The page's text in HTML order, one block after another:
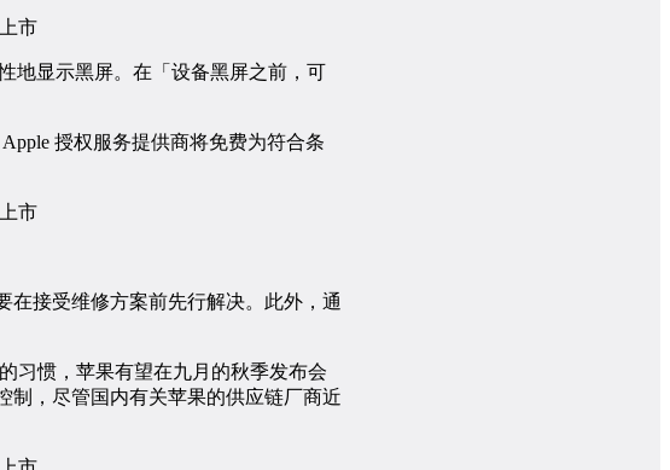
地显示黑屏。在「设备黑屏之前，可
授权服务提供商将免费为符合条
在接受维修方案前先行解决。此外，通
习惯，苹果有望在九月的秋季发布会
制，尽管国内有关苹果的供应链厂商近